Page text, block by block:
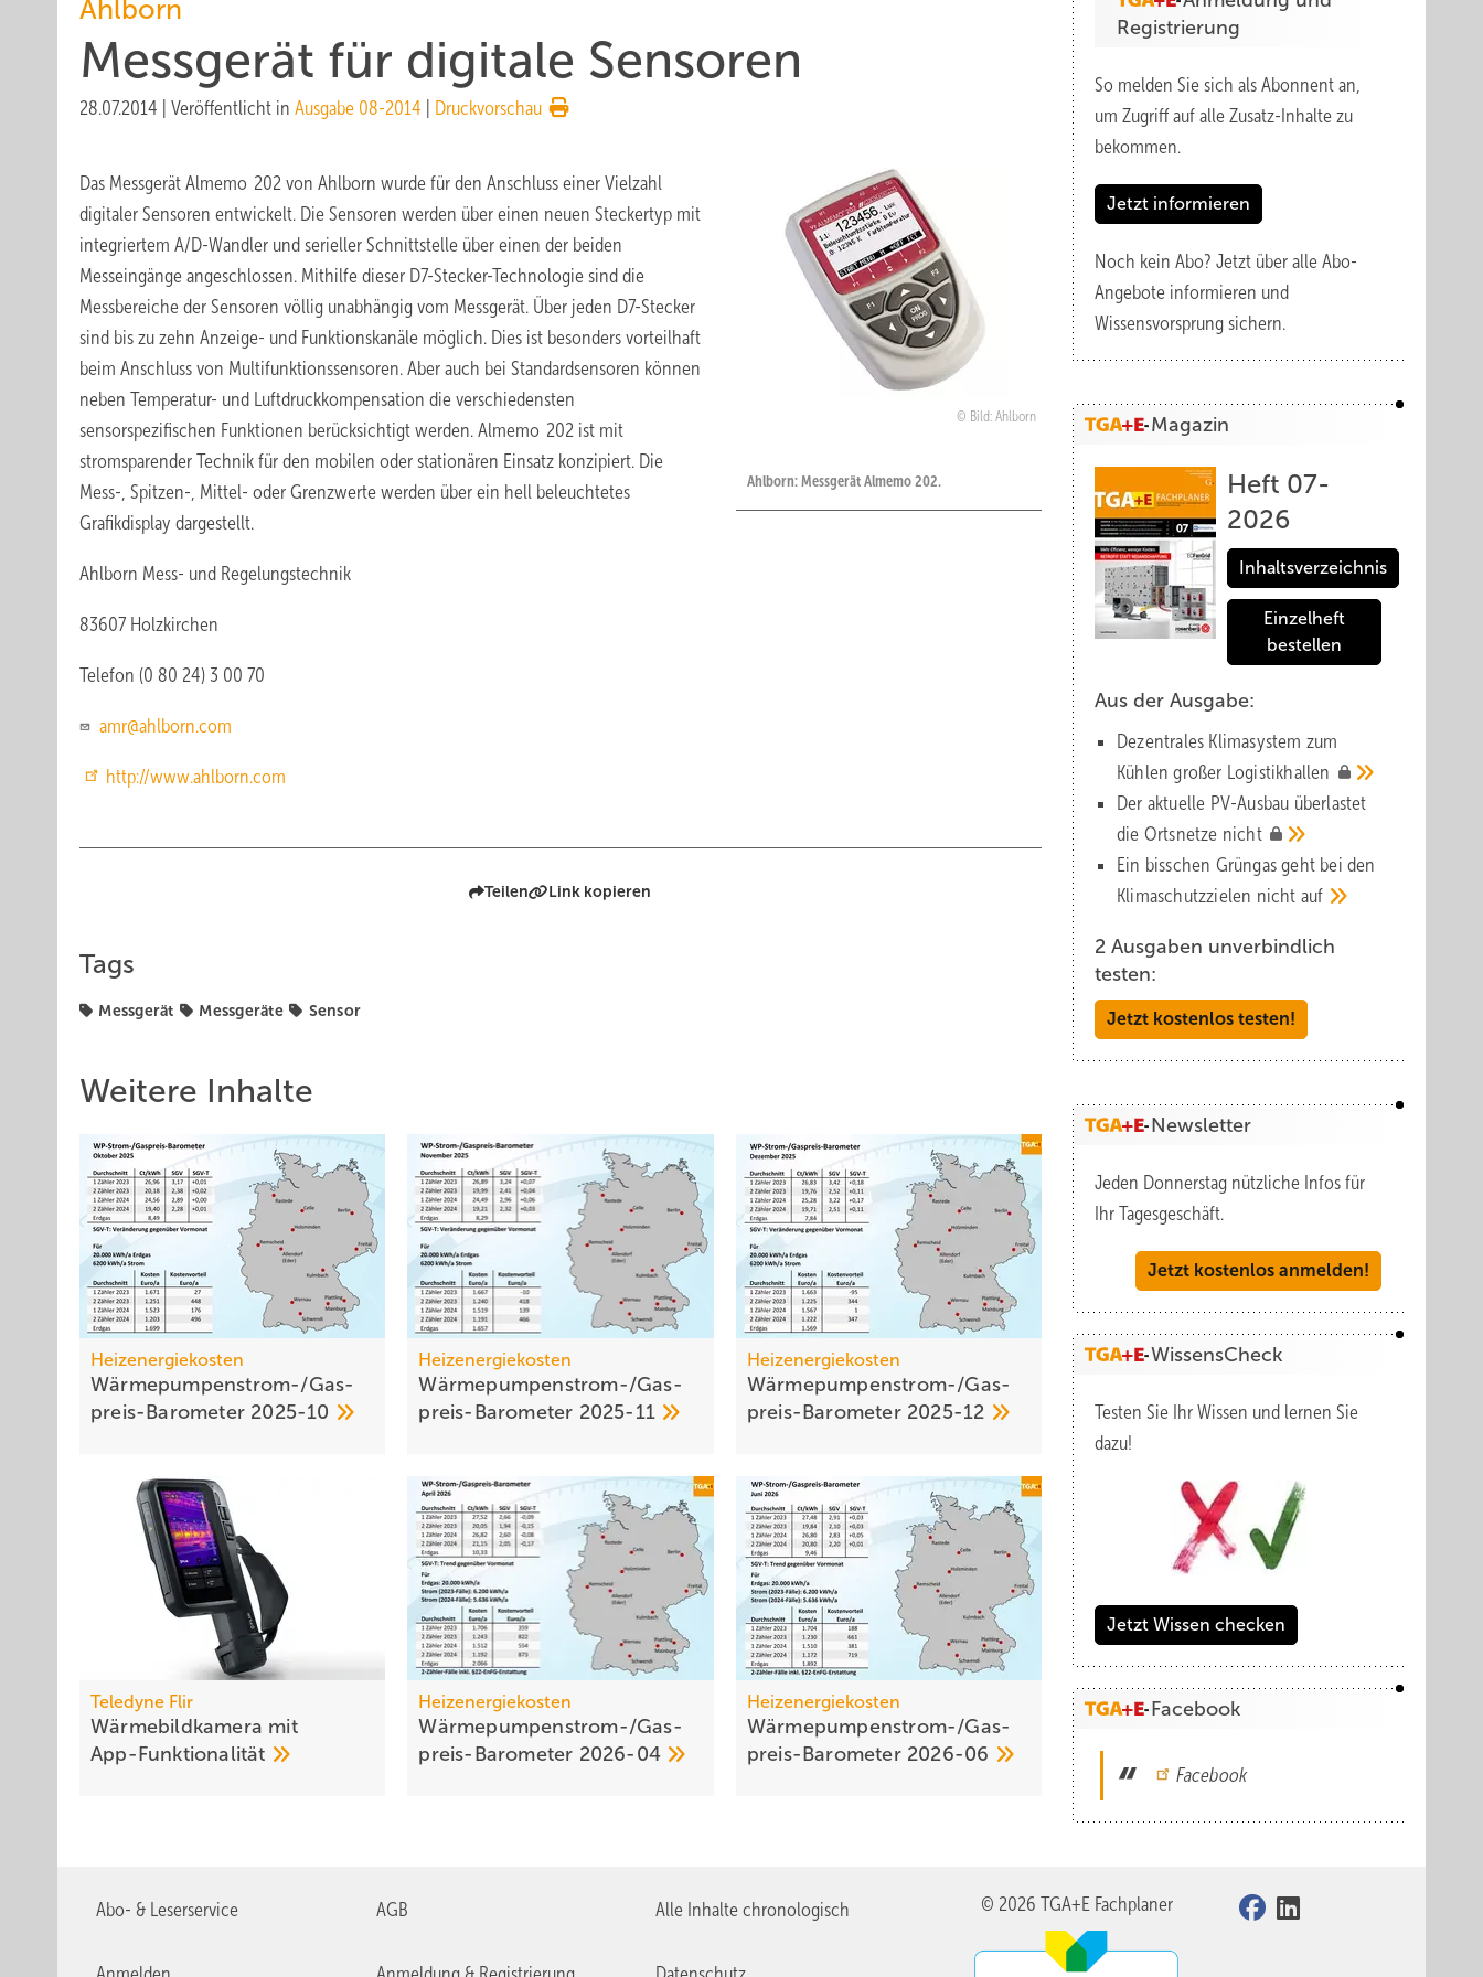
Ahlborn
Messgerät für digitale Sensoren
28.07.2014 Veröffentlicht in Ausgabe 08-2014 Druckvorschau
Bild: Ahlborn
Ahlborn: Messgerät Almemo 202.
Das Messgerät Almemo 202 von Ahlborn wurde für den Anschluss einer Vielzahl
digitaler Sensoren entwickelt. Die Sensoren werden über einen neuen Steckertyp mit
integriertem A/D-Wandler und serieller Schnittstelle über einen der beiden
Messeingänge angeschlossen. Mithilfe dieser D7-Stecker-Technologie sind die
Messbereiche der Sensoren völlig unabhängig vom Messgerät. Über jeden D7-Stecker
sind bis zu zehn Anzeige- und Funktionskanäle möglich. Dies ist besonders vorteilhaft
beim Anschluss von Multifunktionssensoren. Aber auch bei Standardsensoren können
neben Temperatur- und Luftdruckkompensation die verschiedensten
sensorspezifischen Funktionen berücksichtigt werden. Almemo 202 ist mit
stromsparender Technik für den mobilen oder stationären Einsatz konzipiert. Die
Mess-, Spitzen-, Mittel- oder Grenzwerte werden über ein hell beleuchtetes
Grafikdisplay dargestellt.
Ahlborn Mess- und Regelungstechnik
83607 Holzkirchen
Telefon (0 80 24) 3 00 70
amr@ahlborn.com
http://www.ahlborn.com
Teilen Link kopieren
Tags
Messgerät Messgeräte Sensor
Weitere Inhalte
Heizenergiekosten
Wärmepumpen­strom-/Gas­
preis-Baro­meter 2025-10
Heizenergiekosten
Wärmepumpen­strom-/Gas­
preis-Baro­meter 2025-11
Heizenergiekosten
Wärmepumpen­strom-/Gas­
preis-Baro­meter 2025-12
Teledyne Flir
Wärmebildkamera mit
App-Funktionalität
Heizenergiekosten
Wärmepumpen­strom-/Gas­
preis-Baro­meter 2026-04
Heizenergiekosten
Wärmepumpen­strom-/Gas­
preis-Baro­meter 2026-06
Registrierung
So melden Sie sich als Abonnent an,
um Zugriff auf alle Zusatz-Inhalte zu
bekommen.
Jetzt informieren
Noch kein Abo? Jetzt über alle Abo-
Angebote informieren und
Wissensvorsprung sichern.
Magazin
Heft 07-
2026
Inhaltsverzeichnis
Einzelheft
bestellen
Aus der Ausgabe:
Dezentrales Klimasystem zum
Kühlen großer Logistik­hallen
Der aktuelle PV-Ausbau über­lastet
die Orts­netze nicht
Ein bisschen Grüngas geht bei den
Klima­schutz­zielen nicht auf
2 Ausgaben unverbindlich
testen:
Jetzt kostenlos testen!
Newsletter
Jeden Donnerstag nützliche Infos für
Ihr Tagesgeschäft.
Jetzt kostenlos anmelden!
WissensCheck
Testen Sie Ihr Wissen und lernen Sie
dazu!
Jetzt Wissen checken
Facebook
Facebook
Abo- & Leserservice AGB Alle Inhalte chronologisch © 2026 TGA+E Fachplaner